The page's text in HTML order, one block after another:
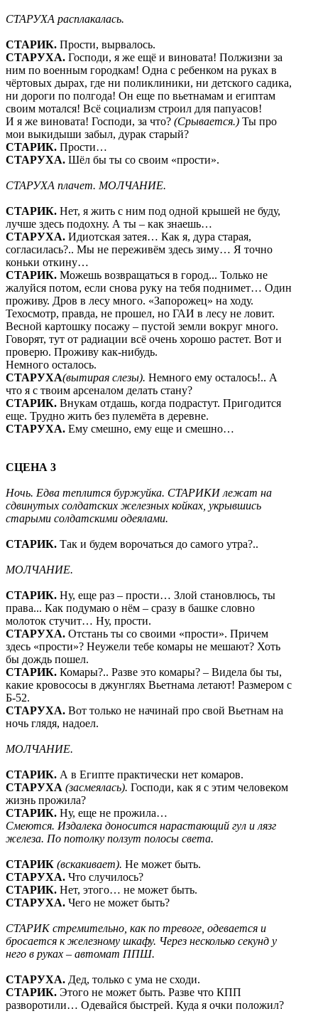
СТАРУХА расплакалась.
СТАРИК. Прости, вырвалось.
СТАРУХА. Господи, я же ещё и виновата! Полжизни за
ним по военным городкам! Одна с ребенком на руках в
чёртовых дырах, где ни поликлиники, ни детского садика,
ни дороги по полгода! Он еще по вьетнамам и египтам
своим мотался! Всё социализм строил для папуасов!
И я же виновата! Господи, за что? (Срывается.) Ты про
мои выкидыши забыл, дурак старый?
СТАРИК. Прости…
СТАРУХА. Шёл бы ты со своим «прости».
СТАРУХА плачет. МОЛЧАНИЕ.
СТАРИК. Нет, я жить с ним под одной крышей не буду,
лучше здесь подохну. А ты – как знаешь…
СТАРУХА. Идиотская затея… Как я, дура старая,
согласилась?.. Мы не переживём здесь зиму… Я точно
коньки откину…
СТАРИК. Можешь возвращаться в город... Только не
жалуйся потом, если снова руку на тебя поднимет… Один
проживу. Дров в лесу много. «Запорожец» на ходу.
Техосмотр, правда, не прошел, но ГАИ в лесу не ловит.
Весной картошку посажу – пустой земли вокруг много.
Говорят, тут от радиации всё очень хорошо растет. Вот и
проверю. Проживу как-нибудь.
Немного осталось.
СТАРУХА(вытирая слезы). Немного ему осталось!.. А
что я с твоим арсеналом делать стану?
СТАРИК. Внукам отдашь, когда подрастут. Пригодится
еще. Трудно жить без пулемёта в деревне.
СТАРУХА. Ему смешно, ему еще и смешно…
СЦЕНА 3
Ночь. Едва теплится буржуйка. СТАРИКИ лежат на
сдвинутых солдатских железных койках, укрывшись
старыми солдатскими одеялами.
СТАРИК. Так и будем ворочаться до самого утра?..
МОЛЧАНИЕ.
СТАРИК. Ну, еще раз – прости… Злой становлюсь, ты
права... Как подумаю о нём – сразу в башке словно
молоток стучит… Ну, прости.
СТАРУХА. Отстань ты со своими «прости». Причем
здесь «прости»? Неужели тебе комары не мешают? Хоть
бы дождь пошел.
СТАРИК. Комары?.. Разве это комары? – Видела бы ты,
какие кровососы в джунглях Вьетнама летают! Размером с
Б-52.
СТАРУХА. Вот только не начинай про свой Вьетнам на
ночь глядя, надоел.
МОЛЧАНИЕ.
СТАРИК. А в Египте практически нет комаров.
СТАРУХА (засмеялась). Господи, как я с этим человеком
жизнь прожила?
СТАРИК. Ну, еще не прожила…
Смеются. Издалека доносится нарастающий гул и лязг
железа. По потолку ползут полосы света.
СТАРИК (вскакивает). Не может быть.
СТАРУХА. Что случилось?
СТАРИК. Нет, этого… не может быть.
СТАРУХА. Чего не может быть?
СТАРИК стремительно, как по тревоге, одевается и
бросается к железному шкафу. Через несколько секунд у
него в руках – автомат ППШ.
СТАРУХА. Дед, только с ума не сходи.
СТАРИК. Этого не может быть. Разве что КПП
разворотили… Одевайся быстрей. Куда я очки положил?